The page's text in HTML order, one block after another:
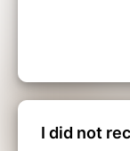
I did not